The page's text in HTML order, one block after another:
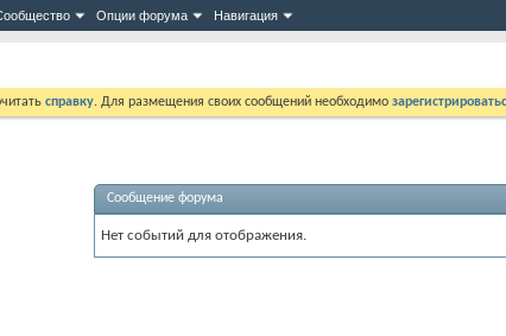
Опции форума Навигация
справку. Для размещения своих сообщений необходимо
Сообщение форума
Нет событий для отображения.